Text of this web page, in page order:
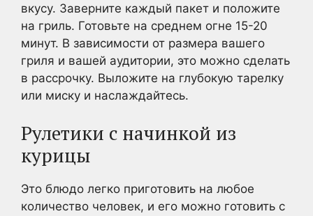
вкусу. Заверните каждый пакет и положите
на гриль. Готовьте на среднем огне 15-20
минут. В зависимости от размера вашего
гриля и вашей аудитории, это можно сделать
в рассрочку. Выложите на глубокую тарелку
или миску и наслаждайтесь.
Рулетики с начинкой из
курицы
Это блюдо легко приготовить на любое
количество человек, и его можно готовить с